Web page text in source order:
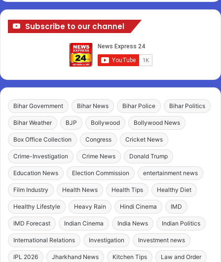
Subscribe to our channel
Bihar Government Bihar News Bihar Police Bihar Politics
Bihar Weather BJP Bollywood Bollywood News
Box Office Collection Congress Cricket News
Crime-Investigation Crime News Donald Trump
Education News Election Commission entertainment news
Film Industry Health News Health Tips Healthy Diet
Healthy Lifestyle Heavy Rain Hindi Cinema IMD
IMD Forecast Indian Cinema India News Indian Politics
International Relations Investigation Investment news
IPL 2026 Jharkhand News Kitchen Tips Law and Order